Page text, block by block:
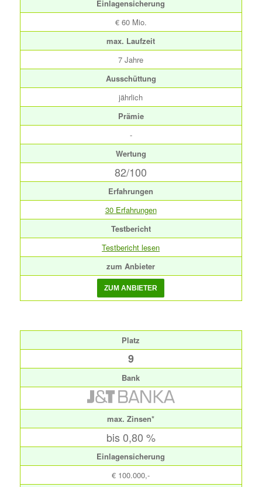
Einlagensicherung
€ 60 Mio.
max. Laufzeit
7 Jahre
Ausschüttung
jährlich
Prämie
-
Wertung
82/100
Erfahrungen
30 Erfahrungen
Testbericht
Testbericht lesen
zum Anbieter
Platz
9
Bank
max. Zinsen*
bis 0,80 %
Einlagensicherung
€ 100.000,-